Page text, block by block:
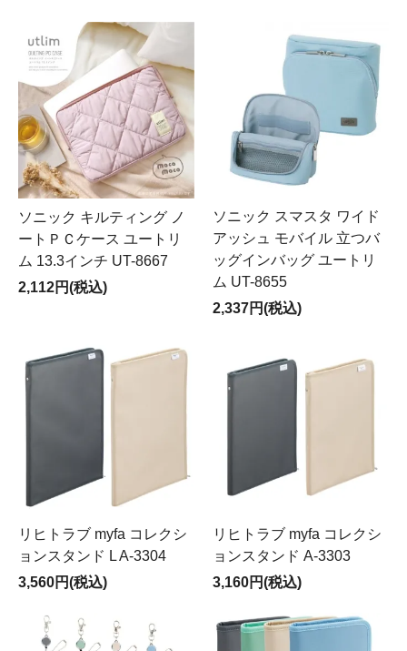
ソニック キルティング ノ
ートＰＣケース ユートリ
ム 13.3インチ UT-8667
2,112円(税込)
ソニック スマスタ ワイド
アッシュ モバイル 立つバ
ッグインバッグ ユートリ
ム UT-8655
2,337円(税込)
リヒトラブ myfa コレクシ
ョンスタンド L A-3304
3,560円(税込)
リヒトラブ myfa コレクシ
ョンスタンド A-3303
3,160円(税込)